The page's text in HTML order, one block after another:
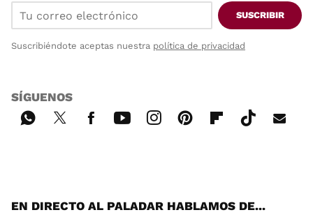
SUSCRIBIR
Suscribiéndote aceptas nuestra política de privacidad
SÍGUENOS
EN DIRECTO AL PALADAR HABLAMOS DE...